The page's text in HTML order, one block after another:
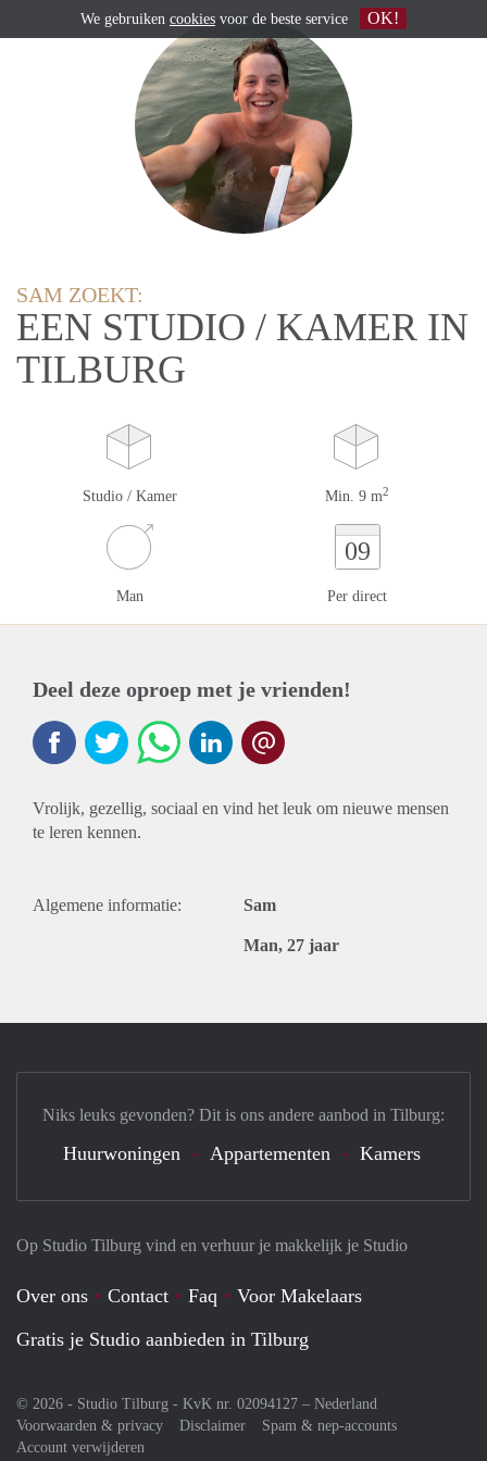
SAM ZOEKT:
EEN STUDIO / KAMER IN
TILBURG
Studio / Kamer Min. 9 m2
Man
09
Per direct
Deel deze oproep met je vrienden!
Vrolijk, gezellig, sociaal en vind het leuk om nieuwe mensen
te leren kennen.
Algemene informatie: Sam
Man, 27 jaar
Op Studio Tilburg vind en verhuur je makkelijk je Studio
Over ons Contact Faq
Voor Makelaars
Gratis je Studio aanbieden in Tilburg
© 2026 - Studio Tilburg - KvK nr. 02094127 – Nederland
Voorwaarden & privacy
Disclaimer
Spam & nep-accounts
Account verwijderen
Niks leuks gevonden? Dit is ons andere aanbod in Tilburg:
Huurwoningen Appartementen Kamers
We gebruiken cookies voor de beste service OK!